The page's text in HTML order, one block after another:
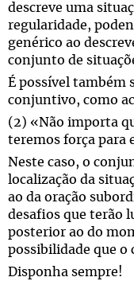
descreve uma
regularidade,
genérico ao
conjunto de
É possível também
conjuntivo, como
(2) «Não importa
teremos força para
Neste caso, o
localização da
ao da oração
desafios que terão
posterior ao do
possibilidade que
Disponha sempre!